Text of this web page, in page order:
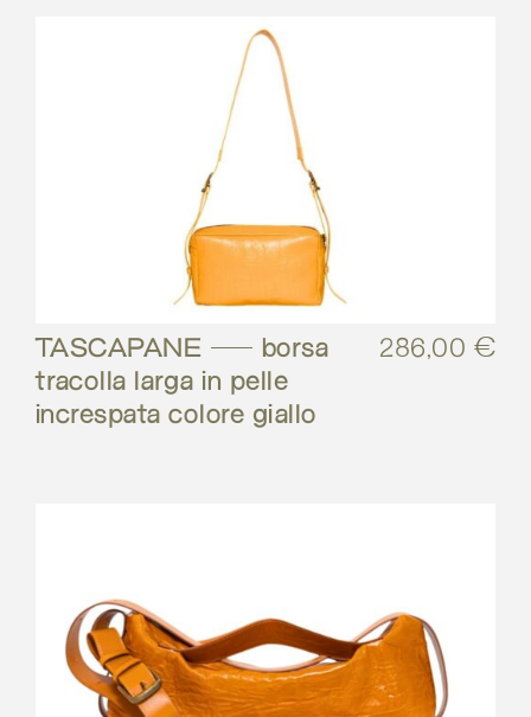
TASCAPANE – borsa
tracolla larga in pelle
increspata colore giallo
286,00 €